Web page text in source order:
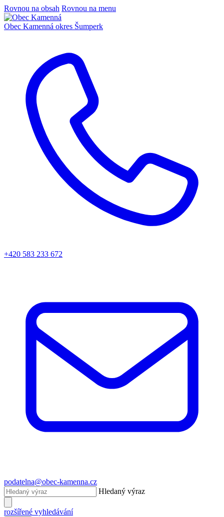
Rovnou na obsah Rovnou na menu
Obec Kamenná okres Šumperk
+420 583 233 672
podatelna@obec-kamenna.cz
Hledaný výraz
rozšířené vyhledávání